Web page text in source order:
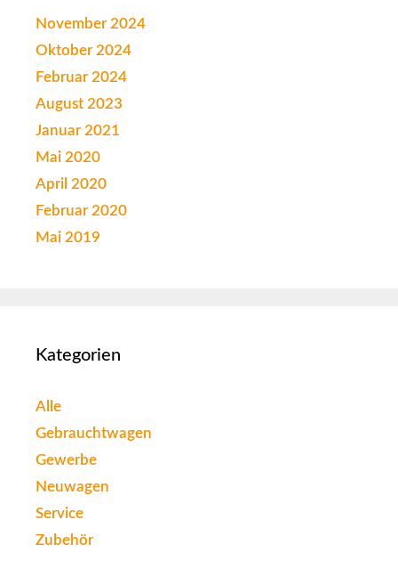
November 2024
Oktober 2024
Februar 2024
August 2023
Januar 2021
Mai 2020
April 2020
Februar 2020
Mai 2019
Kategorien
Alle
Gebrauchtwagen
Gewerbe
Neuwagen
Service
Zubehör